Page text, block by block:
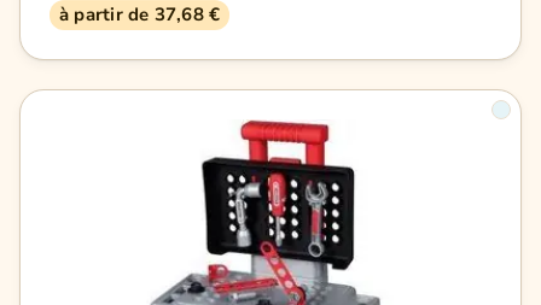
à partir de 37,68 €